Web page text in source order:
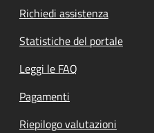
Richiedi assistenza
Statistiche del portale
Leggi le FAQ
Pagamenti
Riepilogo valutazioni